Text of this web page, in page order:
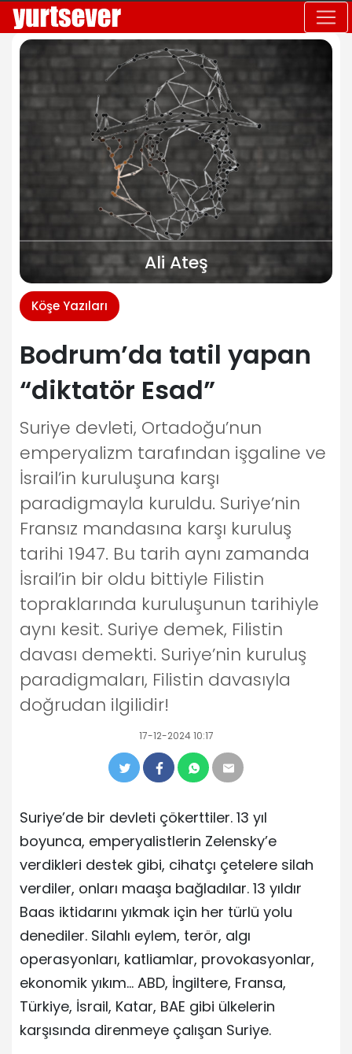
Ali Ateş
Köşe Yazıları
Bodrum’da tatil yapan
“diktatör Esad”
Suriye devleti, Ortadoğu’nun
emperyalizm tarafından işgaline ve
İsrail’in kuruluşuna karşı
paradigmayla kuruldu. Suriye’nin
Fransız mandasına karşı kuruluş
tarihi 1947. Bu tarih aynı zamanda
İsrail’in bir oldu bittiyle Filistin
topraklarında kuruluşunun tarihiyle
aynı kesit. Suriye demek, Filistin
davası demekti. Suriye’nin kuruluş
paradigmaları, Filistin davasıyla
doğrudan ilgilidir!
17-12-2024 10:17
Suriye’de bir devleti çökerttiler. 13 yıl
boyunca, emperyalistlerin Zelensky’e
verdikleri destek gibi, cihatçı çetelere silah
verdiler, onları maaşa bağladılar. 13 yıldır
Baas iktidarını yıkmak için her türlü yolu
denediler. Silahlı eylem, terör, algı
operasyonları, katliamlar, provokasyonlar,
ekonomik yıkım… ABD, İngiltere, Fransa,
Türkiye, İsrail, Katar, BAE gibi ülkelerin
karşısında direnmeye çalışan Suriye.